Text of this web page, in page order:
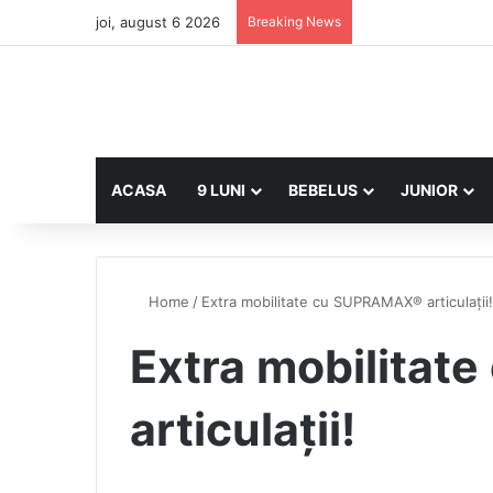
joi, august 6 2026 Breaking News
ACASA 9 LUNI BEBELUS JUNIOR
Home / Extra mobilitate cu SUPRAMAX® articulații!
Extra mobilitate
articulații!